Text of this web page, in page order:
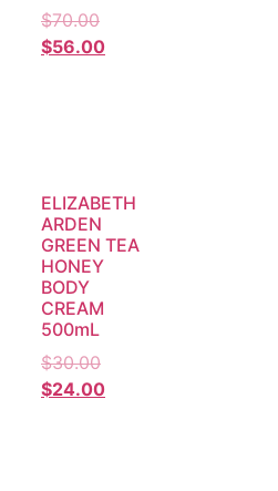
$70.00
$56.00
ELIZABETH
ARDEN
GREEN TEA
HONEY
BODY
CREAM
500mL
$30.00
$24.00